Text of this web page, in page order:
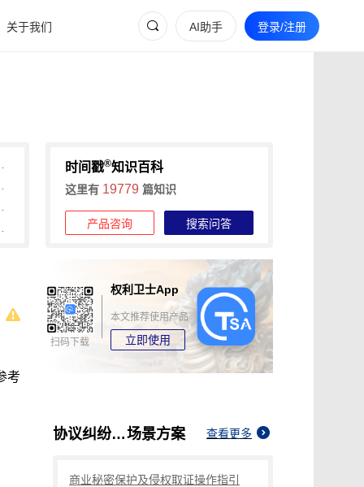
关于我们 AI助手 登录/注册
时间戳®知识百科
这里有 19779 篇知识
产品咨询 搜索问答
考
扫码下载
权利卫士App
本文推荐使用产品
立即使用
协议纠纷取证场景方案 查看更多
商业秘密保护及侵权取证操作指引